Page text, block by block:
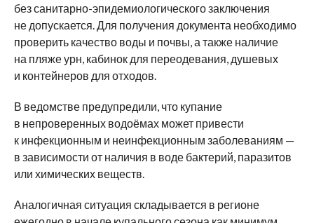
без санитарно-эпидемиологического заключения
не допускается. Для получения документа необходимо
проверить качество воды и почвы, а также наличие
на пляже урн, кабинок для переодевания, душевых
и контейнеров для отходов.
В ведомстве предупредили, что купание
в непроверенных водоёмах может привести
к инфекционным и неинфекционным заболеваниям —
в зависимости от наличия в воде бактерий, паразитов
или химических веществ.
Аналогичная ситуация складывается в регионе